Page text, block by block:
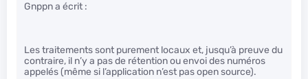
Gnppn a écrit :
Les traitements sont purement locaux et, jusqu’à preuve du
contraire, il n’y a pas de rétention ou envoi des numéros
appelés (même si l’application n’est pas open source).